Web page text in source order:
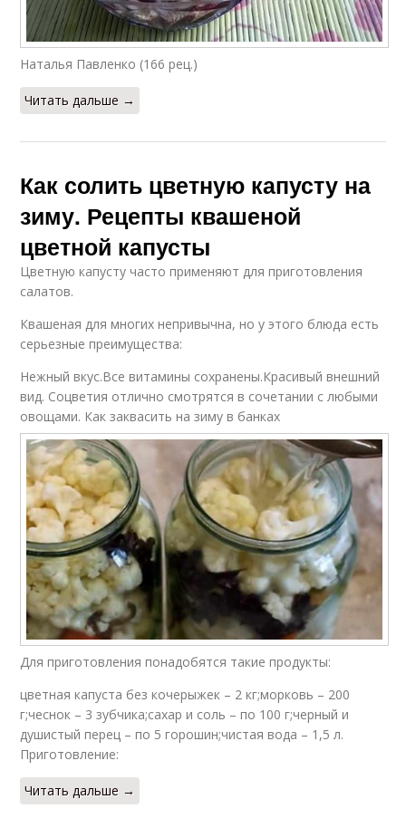
Наталья Павленко (166 рец.)
Читать дальше →
Как солить цветную капусту на
зиму. Рецепты квашеной
цветной капусты
Цветную капусту часто применяют для приготовления
салатов.
Квашеная для многих непривычна, но у этого блюда есть
серьезные преимущества:
Нежный вкус.Все витамины сохранены.Красивый внешний
вид. Соцветия отлично смотрятся в сочетании с любыми
овощами. Как заквасить на зиму в банках
Для приготовления понадобятся такие продукты:
цветная капуста без кочерыжек – 2 кг;морковь – 200
г;чеснок – 3 зубчика;сахар и соль – по 100 г;черный и
душистый перец – по 5 горошин;чистая вода – 1,5 л.
Приготовление:
Читать дальше →